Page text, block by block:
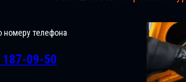
номеру телефона
187-09-50